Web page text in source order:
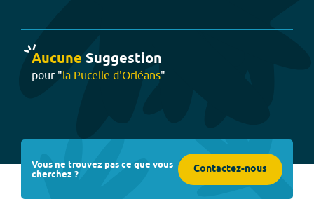
Aucune Suggestion
pour "la Pucelle d'Orléans"
Vous ne trouvez pas ce que vous
cherchez ? Contactez-nous